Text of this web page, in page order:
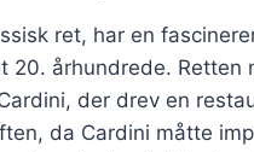
ret, har en
20. århundrede.
der drev en
da Cardini måtte